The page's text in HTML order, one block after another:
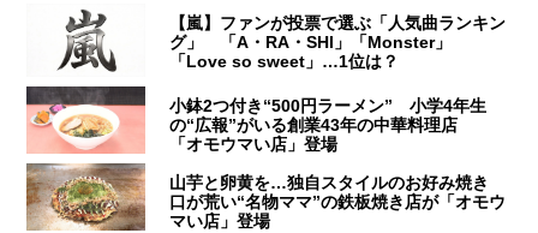
【嵐】ファンが投票で選ぶ「人気曲ランキン
グ」 「A・RA・SHI」「Monster」
「Love so sweet」…1位は？
小鉢2つ付き“500円ラーメン” 小学4年生
の“広報”がいる創業43年の中華料理店
「オモウマい店」登場
山芋と卵黄を…独自スタイルのお好み焼き
口が荒い“名物ママ”の鉄板焼き店が「オモウ
マい店」登場